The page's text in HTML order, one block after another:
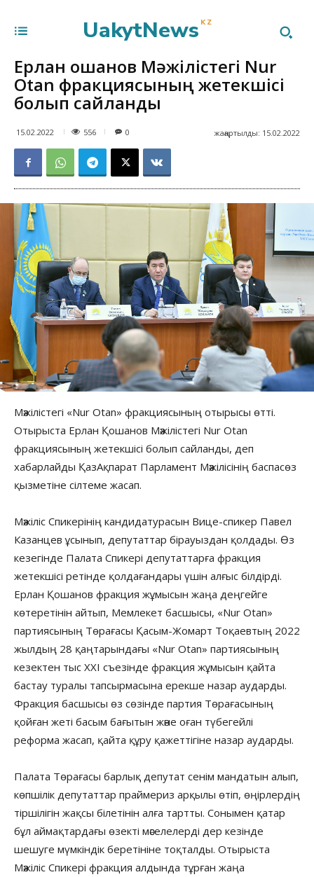
UakytNews KZ
Ерлан Қошанов Мәжілістегі Nur
Otan фракциясының жетекшісі
болып сайланды
15.02.2022 556 жаңартылды: 15.02.2022
0
Мәжілістегі «Nur Otan» фракциясының отырысы өтті.
Отырыста Ерлан Қошанов Мәжілістегі Nur Otan
фракциясының жетекшісі болып сайланды, деп
хабарлайды ҚазАқпарат Парламент Мәжілісінің баспасөз
қызметіне сілтеме жасап.
Мәжіліс Спикерінің кандидатурасын Вице-спикер Павел
Казанцев ұсынып, депутаттар бірауыздан қолдады. Өз
кезегінде Палата Спикері депутаттарға фракция
жетекшісі ретінде қолдағандары үшін алғыс білдірді.
Ерлан Қошанов фракция жұмысын жаңа деңгейге
көтеретінін айтып, Мемлекет басшысы, «Nur Otan»
партиясының Төрағасы Қасым-Жомарт Тоқаевтың 2022
жылдың 28 қаңтарындағы «Nur Otan» партиясының
кезектен тыс XXI съезінде фракция жұмысын қайта
бастау туралы тапсырмасына ерекше назар аударды.
Фракция басшысы өз сөзінде партия Төрағасының
қойған жеті басым бағытын және оған түбегейлі
реформа жасап, қайта құру қажеттігіне назар аударды.
Палата Төрағасы барлық депутат сенім мандатын алып,
көпшілік депутаттар праймериз арқылы өтіп, өңірлердің
тіршілігін жақсы білетінін алға тартты. Сонымен қатар
бұл аймақтардағы өзекті мәселелерді дер кезінде
шешуге мүмкіндік беретініне тоқталды. Отырыста
Мәжіліс Спикері фракция алдында тұрған жаңа